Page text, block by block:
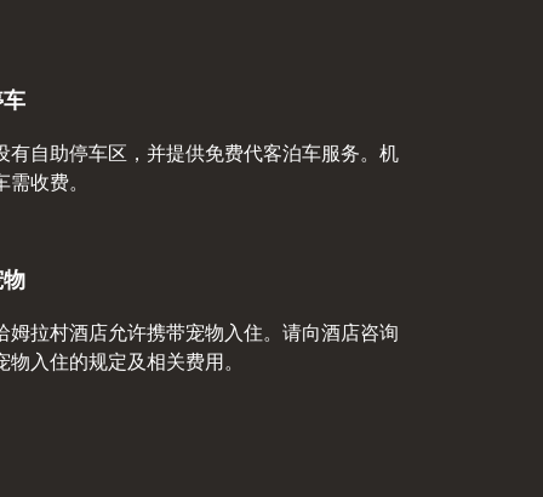
有自助停车区，并提供免费代客泊车服务。机
收费。
姆拉村酒店允许携带宠物入住。请向酒店咨询
物入住的规定及相关费用。